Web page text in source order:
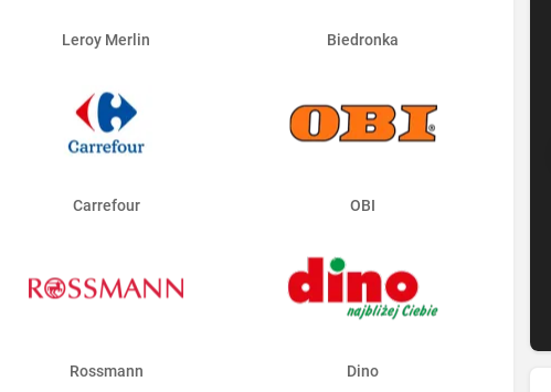
Leroy Merlin Biedronka
Carrefour OBI
Rossmann Dino